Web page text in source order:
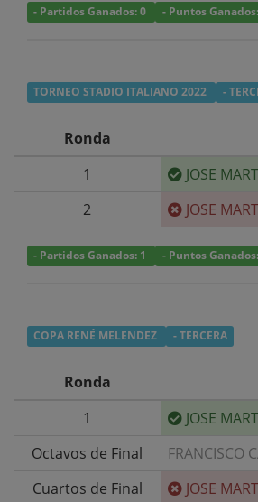
- Partidos Ganados: 0 - Puntos
TORNEO STADIO ITALIANO 2022 -
Ronda
1
JOSE
2 JOSE
- Partidos Ganados: 1 - Puntos
COPA RENÉ MELENDEZ - TERCERA
Ronda
1
JOSE
Octavos de Final FRANCISCO
Cuartos de Final JOSE